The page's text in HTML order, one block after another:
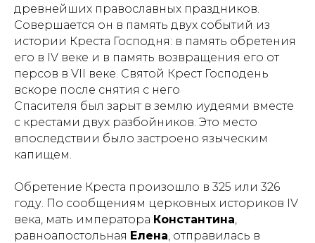
древнейших православных праздников.
Совершается он в память двух событий из
истории Креста Господня: в память обретения
его в IV веке и в память возвращения его от
персов в VII веке. Святой Крест Господень
вскоре после снятия с него
Спасителя был зарыт в землю иудеями вместе
с крестами двух разбойников. Это место
впоследствии было застроено языческим
капищем.
Обретение Креста произошло в 325 или 326
году. По сообщениям церковных историков IV
века, мать императора Константина
равноапостольная Елена , отправилась в